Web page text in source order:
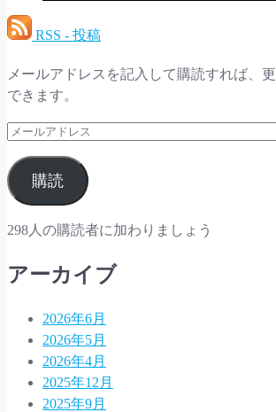
RSS - 投稿
メールアドレスを記入して購読すれば、
できます。
メ
ル
ア
レ
購読
298人の購読者に加わりましょう
アーカイブ
2026年6月
2026年5月
2026年4月
2025年12月
2025年9月